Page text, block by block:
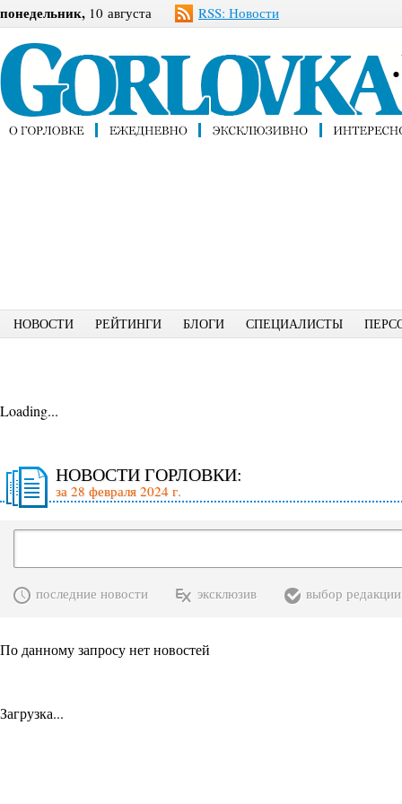
понедельник, 10 августа RSS: Новости
НОВОСТИ РЕЙТИНГИ БЛОГИ СПЕЦИАЛИСТЫ
Loading...
НОВОСТИ ГОРЛОВКИ:
за 28 февраля 2024 г.
последние новости эксклюзив выбор редакции
По данному запросу нет новостей
Загрузка...